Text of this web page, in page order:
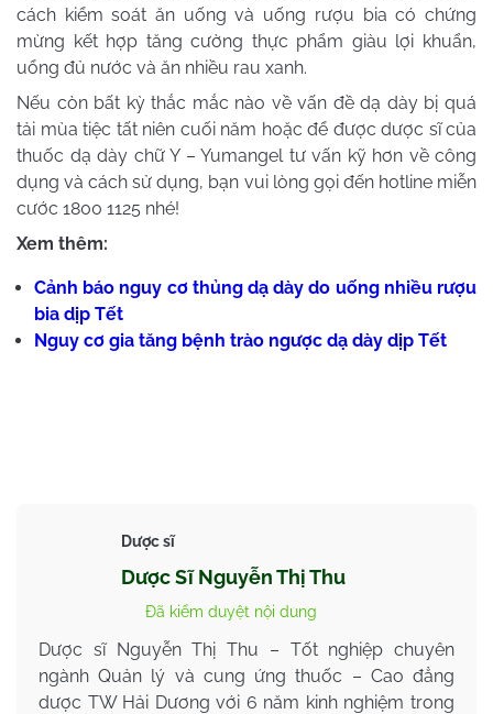
cách kiểm soát ăn uống và uống rượu bia có chứng
mừng kết hợp tăng cường thực phẩm giàu lợi khuẩn,
uổng đủ nước và ăn nhiều rau xanh.
Nếu còn bất kỳ thắc mắc nào về vấn đề dạ dày bị quá
tải mùa tiệc tất niên cuối năm hoặc để được dược sĩ của
thuốc dạ dày chữ Y – Yumangel tư vấn kỹ hơn về công
dụng và cách sử dụng, bạn vui lòng gọi đến hotline miễn
cước 1800 1125 nhé!
Xem thêm:
Cảnh báo nguy cơ thủng dạ dày do uống nhiều rượu
bia dịp Tết
Nguy cơ gia tăng bệnh trào ngược dạ dày dịp Tết
Dược sĩ
Dược Sĩ Nguyễn Thị Thu
Đã kiểm duyệt nội dung
Dược sĩ Nguyễn Thị Thu – Tốt nghiệp chuyên
ngành Quản lý và cung ứng thuốc – Cao đẳng
dược TW Hải Dương với 6 năm kinh nghiệm trong